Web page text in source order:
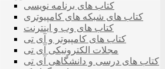
کتاب های برنامه نویسی
کتاب های شبکه های کامپیوتری
کتاب های وب و اینترنت
کتاب های کامپیوتر و آی تی
مجلات الکترونیکی آی تی
کتاب های درسی و دانشگاهی آی تی